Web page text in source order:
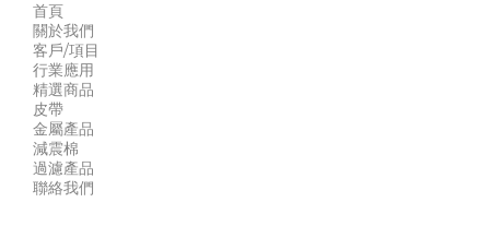
首頁
關於我們
客戶/項目
行業應用
精選商品
皮帶
金屬產品
減震棉
過濾產品
聯絡我們